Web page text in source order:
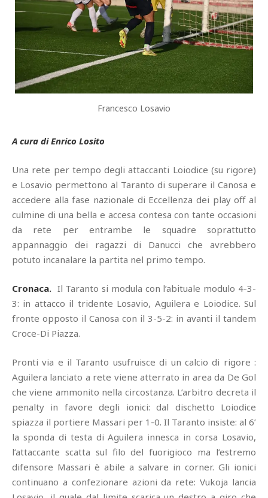
Francesco Losavio
A cura di Enrico Losito
Una rete per tempo degli attaccanti Loiodice (su rigore)
e Losavio permettono al Taranto di superare il Canosa e
accedere alla fase nazionale di Eccellenza dei play off al
culmine di una bella e accesa contesa con tante occasioni
da rete per entrambe le squadre soprattutto
appannaggio dei ragazzi di Danucci che avrebbero
potuto incanalare la partita nel primo tempo.
Cronaca. Il Taranto si modula con l’abituale modulo 4-3-
3: in attacco il tridente Losavio, Aguilera e Loiodice. Sul
fronte opposto il Canosa con il 3-5-2: in avanti il tandem
Croce-Di Piazza.
Pronti via e il Taranto usufruisce di un calcio di rigore :
Aguilera lanciato a rete viene atterrato in area da De Gol
che viene ammonito nella circostanza. L’arbitro decreta il
penalty in favore degli ionici: dal dischetto Loiodice
spiazza il portiere Massari per 1-0. Il Taranto insiste: al 6’
la sponda di testa di Aguilera innesca in corsa Losavio,
l’attaccante scatta sul filo del fuorigioco ma l’estremo
difensore Massari è abile a salvare in corner. Gli ionici
continuano a confezionare azioni da rete: Vukoja lancia